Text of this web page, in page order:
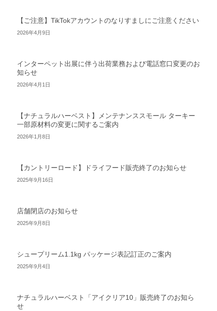
【ご注意】TikTokアカウントのなりすましにご注意ください
2026年4月9日
インターペット出展に伴う出荷業務および電話窓口変更のお
知らせ
2026年4月1日
【ナチュラルハーベスト】メンテナンススモール ターキー
一部原材料の変更に関するご案内
2026年1月8日
【カントリーロード】ドライフード販売終了のお知らせ
2025年9月16日
店舗閉店のお知らせ
2025年9月8日
シュープリーム1.1kg パッケージ表記訂正のご案内
2025年9月4日
ナチュラルハーベスト「アイクリア10」販売終了のお知ら
せ